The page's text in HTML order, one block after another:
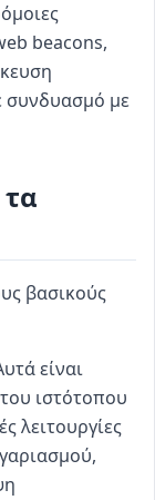
beacons,
συνδυασμό με
βασικούς
είναι
ιστότοπου
λειτουργίες